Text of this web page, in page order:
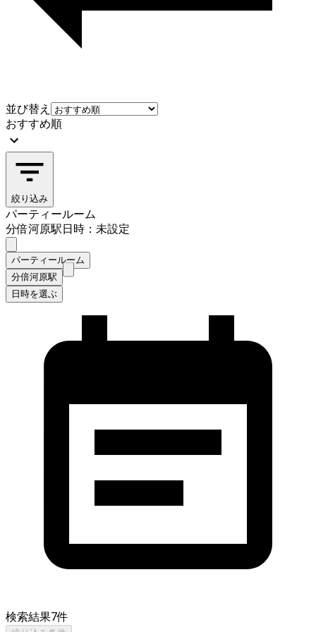
並び替え
おすすめ順
絞り込み
パーティールーム
分倍河原駅日時：未設定
パーティールーム
分倍河原駅
日時を選ぶ
検索結果7件